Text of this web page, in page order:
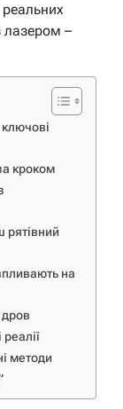
реальних
лазером –
кроком
рятівний
на
методи